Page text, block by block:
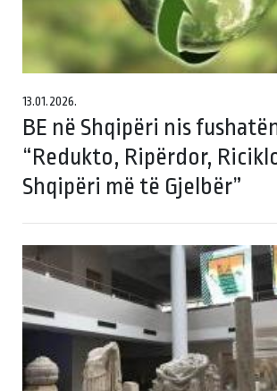
13.01.2026.
BE në Shqipëri nis
“Redukto, Ripërdor,
Shqipëri më të Gjelbër”